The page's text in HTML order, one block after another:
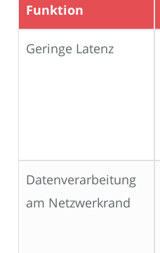
Funktion
Geringe Latenz
Datenverarbeitung
am Netzwerkrand